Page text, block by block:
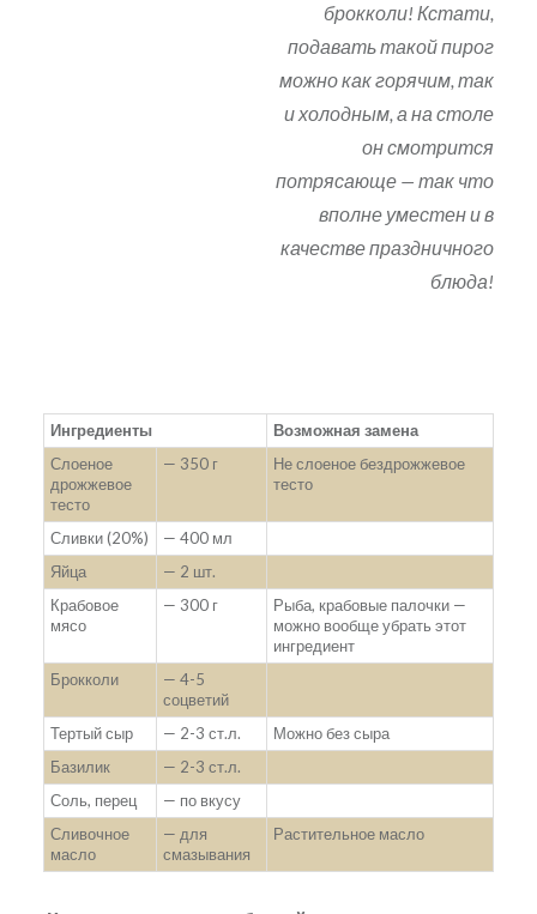
брокколи! Кстати,
подавать такой пирог
можно как горячим, так
и холодным, а на столе
он смотрится
потрясающе — так что
вполне уместен и в
качестве праздничного
блюда!
Ингредиенты
Возможная замена
Слоеное
дрожжевое
тесто
— 350 г
Не слоеное бездрожжевое
тесто
Сливки (20%)
— 400 мл
Яйца
— 2 шт.
Крабовое
мясо
— 300 г
Рыба, крабовые палочки —
можно вообще убрать этот
ингредиент
Брокколи
— 4-5
соцветий
Тертый сыр
— 2-3 ст.л.
Можно без сыра
Базилик
— 2-3 ст.л.
Соль, перец
— по вкусу
Сливочное
масло
— для
смазывания
Растительное масло